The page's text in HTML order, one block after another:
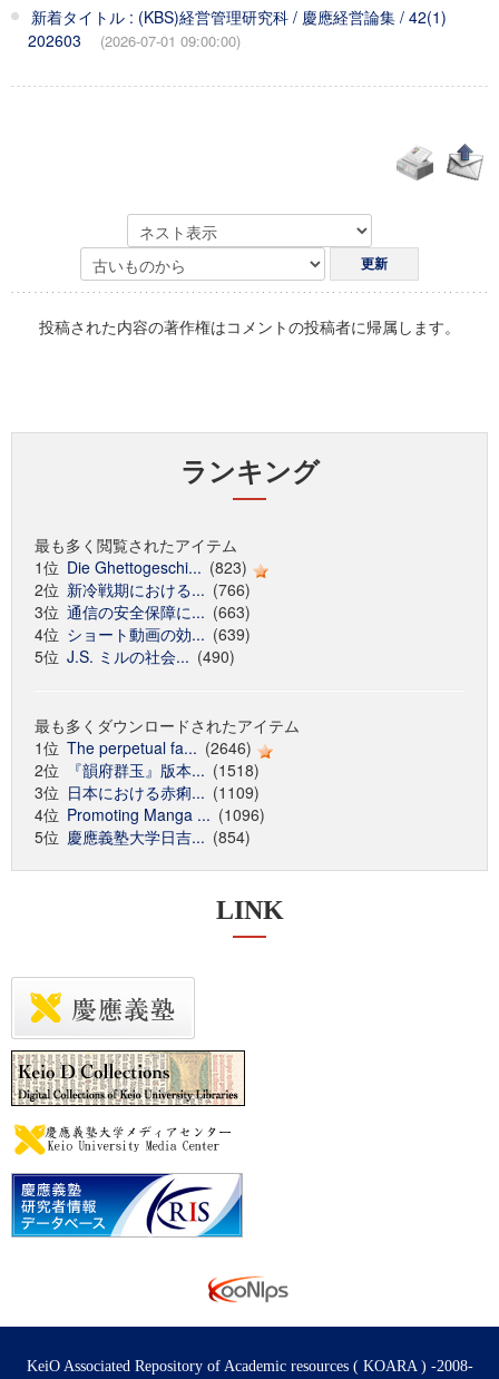
新着タイトル : (KBS)経営管理研究科 / 慶應経営論集 / 42(1)
202603
(2026-07-01 09:00:00)
投稿された内容の著作権はコメントの投稿者に帰属します。
ランキング
最も多く閲覧されたアイテム
1位 Die Ghettogeschi... (823)
2位 新冷戦期における... (766)
3位 通信の安全保障に... (663)
4位 ショート動画の効... (639)
5位 J.S. ミルの社会... (490)
最も多くダウンロードされたアイテム
1位 The perpetual fa... (2646)
2位
『韻府群玉』版本... (1518)
3位 日本における赤痢... (1109)
4位 Promoting Manga ... (1096)
5位 慶應義塾大学日吉... (854)
LINK
KeiO Associated Repository of Academic resources ( KOARA ) -2008-